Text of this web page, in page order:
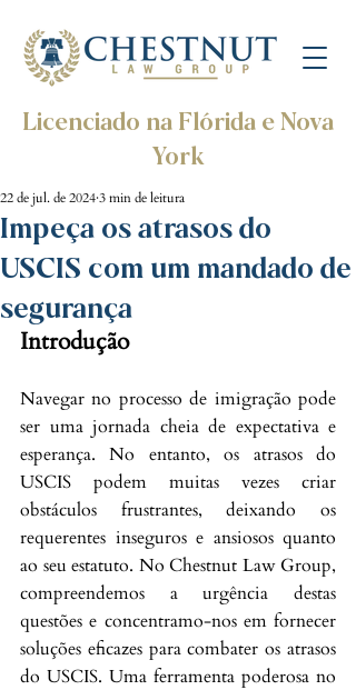
Licenciado na Flórida e Nova
York
Impeça os atrasos do
USCIS com um mandado de
segurança
22 de jul. de 20243 min de leitura
Introdução
Navegar no processo de imigração pode
ser uma jornada cheia de expectativa e
esperança. No entanto, os atrasos do
USCIS podem muitas vezes criar
obstáculos frustrantes, deixando os
requerentes inseguros e ansiosos quanto
ao seu estatuto. No Chestnut Law Group,
compreendemos a urgência destas
questões e concentramo-nos em fornecer
soluções eficazes para combater os atrasos
do USCIS. Uma ferramenta poderosa no